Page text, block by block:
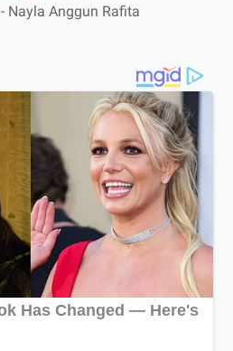
- Nayla Anggun Rafita